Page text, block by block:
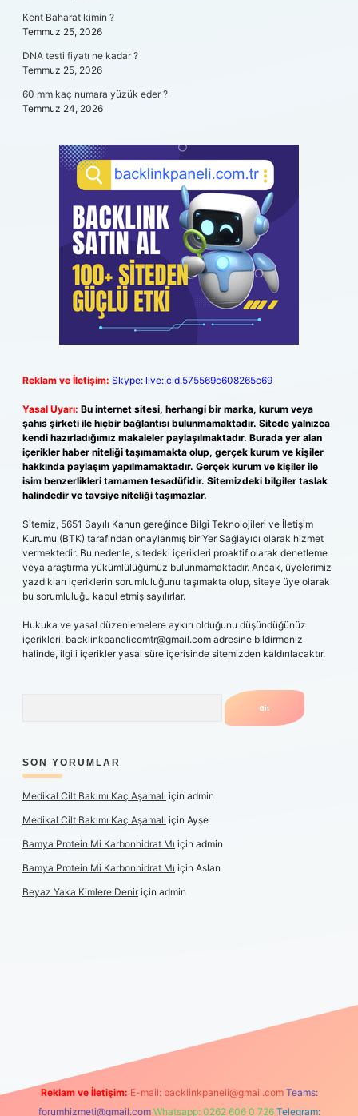
Kent Baharat kimin ?
Temmuz 25, 2026
DNA testi fiyatı ne kadar ?
Temmuz 25, 2026
60 mm kaç numara yüzük eder ?
Temmuz 24, 2026
Reklam ve İletişim: Skype: live:.cid.575569c608265c69
Yasal Uyarı: Bu internet sitesi, herhangi bir marka, kurum veya
şahıs şirketi ile hiçbir bağlantısı bulunmamaktadır. Sitede yalnızca
kendi hazırladığımız makaleler paylaşılmaktadır. Burada yer alan
içerikler haber niteliği taşımamakta olup, gerçek kurum ve kişiler
hakkında paylaşım yapılmamaktadır. Gerçek kurum ve kişiler ile
isim benzerlikleri tamamen tesadüfidir. Sitemizdeki bilgiler taslak
halindedir ve tavsiye niteliği taşımazlar.
Sitemiz, 5651 Sayılı Kanun gereğince Bilgi Teknolojileri ve İletişim
Kurumu (BTK) tarafından onaylanmış bir Yer Sağlayıcı olarak hizmet
vermektedir. Bu nedenle, sitedeki içerikleri proaktif olarak denetleme
veya araştırma yükümlülüğümüz bulunmamaktadır. Ancak, üyelerimiz
yazdıkları içeriklerin sorumluluğunu taşımakta olup, siteye üye olarak
bu sorumluluğu kabul etmiş sayılırlar.
Hukuka ve yasal düzenlemelere aykırı olduğunu düşündüğünüz
içerikleri, backlinkpanelicomtr@gmail.com adresine bildirmeniz
halinde, ilgili içerikler yasal süre içerisinde sitemizden kaldırılacaktır.
SON YORUMLAR
Medikal Cilt Bakımı Kaç Aşamalı için admin
Medikal Cilt Bakımı Kaç Aşamalı için Ayşe
Bamya Protein Mi Karbonhidrat Mı için admin
Bamya Protein Mi Karbonhidrat Mı için Aslan
Beyaz Yaka Kimlere Deniriçin admin
Reklam ve İletişim: E-mail: backlinkpaneli@gmail.com Teams:
forumhizmeti@gmail.com Whatsapp: 0262 606 0 726 Telegram: